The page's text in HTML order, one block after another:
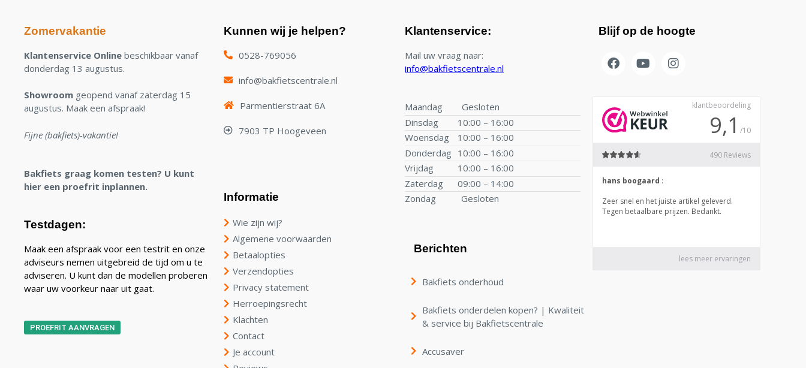
Zomervakantie
Klantenservice Online beschikbaar vanaf
donderdag 13 augustus.
Showroom geopend vanaf zaterdag 15
augustus. Maak een afspraak!
Fijne (bakfiets)-vakantie!
Bakfiets graag komen testen? U kunt
hier een proefrit inplannen.
Testdagen:
Maak een afspraak voor een testrit en onze
adviseurs nemen uitgebreid de tijd om u te
adviseren. U kunt dan de modellen proberen
waar uw voorkeur naar uit gaat.
PROEFRIT AANVRAGEN
Kunnen wij je helpen?
0528-769056
info@bakfietscentrale.nl
Parmentierstraat 6A
7903 TP Hoogeveen
Informatie
Wie zijn wij?
Algemene voorwaarden
Betaalopties
Verzendopties
Privacy statement
Herroepingsrecht
Klachten
Contact
Je account
Klantenservice:
Mail uw vraag naar:
info@bakfietscentrale.nl
Maandag
Gesloten
Dinsdag
10:00 – 16:00
Woensdag
10:00 – 16:00
Donderdag 10:00 – 16:00
Vrijdag
10:00 – 16:00
Zaterdag
09:00 – 14:00
Zondag
Gesloten
Berichten
Bakfiets onderhoud
Bakfiets onderdelen kopen? | Kwaliteit
& service bij Bakfietscentrale
Accusaver
Blijf op de hoogte